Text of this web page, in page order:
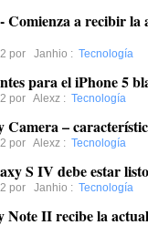
Comienza a recibir la
por Janhio : Tecnología
para el iPhone 5
por Alexz : Tecnología
Camera –
por Alexz : Tecnología
S IV debe estar
por Janhio : Tecnología
Note II recibe la